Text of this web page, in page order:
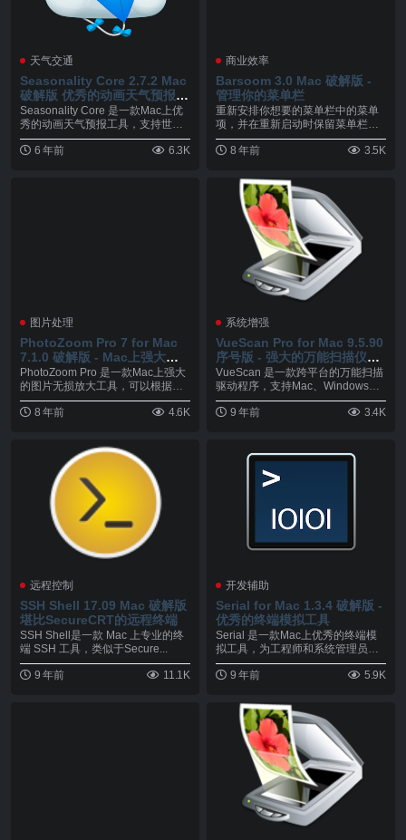
天气交通
Seasonality Core 2.7.2 Mac
破解版 优秀的动画天气预报工
具
Seasonality Core 是一款Mac上优
秀的动画天气预报工具，支持世
界...
6 年前
6.3K
商业效率
Barsoom 3.0 Mac 破解版 -
管理你的菜单栏
重新安排你想要的菜单栏中的菜单
项，并在重新启动时保留菜单栏。
简单地重新安排他们与...
8 年前
3.5K
图片处理
PhotoZoom Pro 7 for Mac
7.1.0 破解版 - Mac上强大的
图片无损放大工具
PhotoZoom Pro 是一款Mac上强大
的图片无损放大工具，可以根据用
户的...
8 年前
4.6K
系统增强
VueScan Pro for Mac 9.5.90
序号版 - 强大的万能扫描仪驱
动程序
VueScan 是一款跨平台的万能扫描
驱动程序，支持Mac、Windows、L
i...
9 年前
3.4K
远程控制
SSH Shell 17.09 Mac 破解版
堪比SecureCRT的远程终端
SSH Shell是一款 Mac 上专业的终
端 SSH 工具，类似于Secure...
9 年前 11.1K
开发辅助
Serial for Mac 1.3.4 破解版 -
优秀的终端模拟工具
Serial 是一款Mac上优秀的终端模
拟工具，为工程师和系统管理员方
便的嵌入式...
9 年前
5.9K